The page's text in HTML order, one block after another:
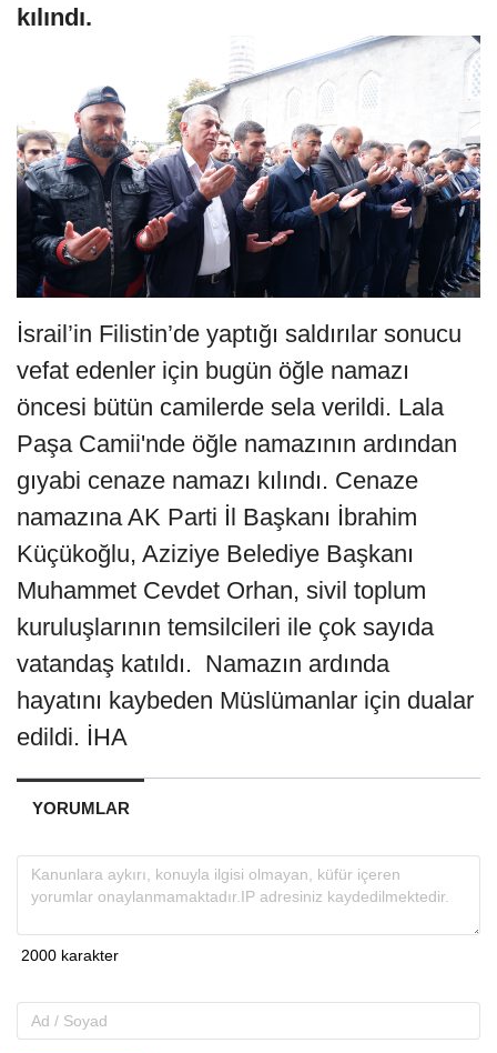
kılındı.
İsrail’in Filistin’de yaptığı saldırılar sonucu
vefat edenler için bugün öğle namazı
öncesi bütün camilerde sela verildi. Lala
Paşa Camii'nde öğle namazının ardından
gıyabi cenaze namazı kılındı. Cenaze
namazına AK Parti İl Başkanı İbrahim
Küçükoğlu, Aziziye Belediye Başkanı
Muhammet Cevdet Orhan, sivil toplum
kuruluşlarının temsilcileri ile çok sayıda
vatandaş katıldı. Namazın ardında
hayatını kaybeden Müslümanlar için dualar
edildi. İHA
YORUMLAR